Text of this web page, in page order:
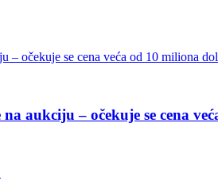
aukciju – očekuje se cena